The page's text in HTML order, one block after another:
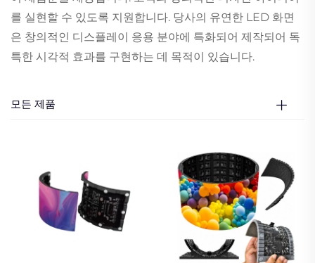
를 실현할 수 있도록 지원합니다. 당사의 유연한 LED 화면
은 창의적인 디스플레이 응용 분야에 특화되어 제작되어 독
특한 시각적 효과를 구현하는 데 목적이 있습니다.
모든 제품